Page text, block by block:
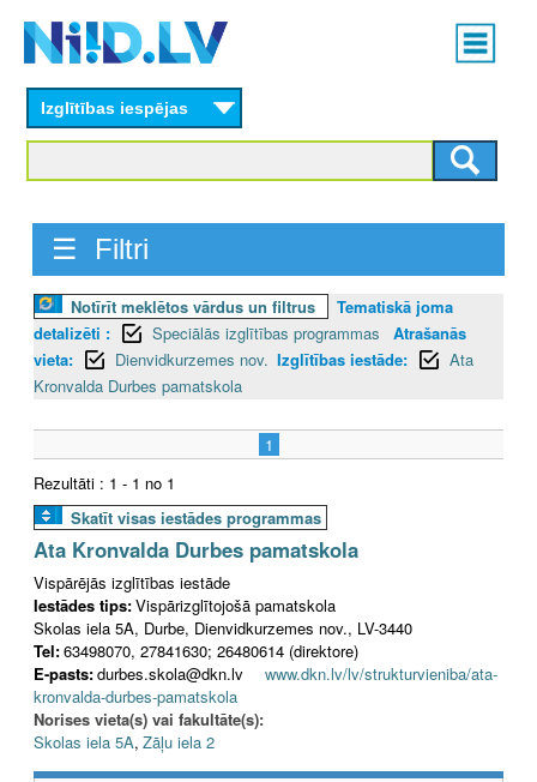
content
Main
menu
Izglītības iespējas
☰ Filtri
Notīrīt meklētos vārdus un filtrus
Tematiskā joma
detalizēti :
Speciālās izglītības programmas
Atrašanās
vieta:
Dienvidkurzemes nov. Izglītības iestāde:
Ata
Kronvalda Durbes pamatskola
1
Rezultāti : 1 - 1 no 1
Skatīt visas iestādes programmas
Ata Kronvalda Durbes pamatskola
Vispārējās izglītības iestāde
Iestādes tips:Vispārizglītojošā pamatskola
Skolas iela 5A, Durbe, Dienvidkurzemes nov., LV-3440
Tel:63498070, 27841630; 26480614 (direktore)
E-pasts:durbes.skola@dkn.lv www.dkn.lv/lv/strukturvieniba/ata-
kronvalda-durbes-pamatskola
Norises vieta(s) vai fakultāte(s):
Skolas iela 5A, Zāļu iela 2